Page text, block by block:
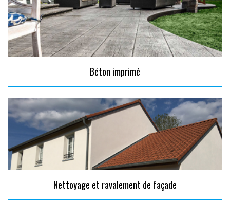
Béton imprimé
Nettoyage et ravalement de façade